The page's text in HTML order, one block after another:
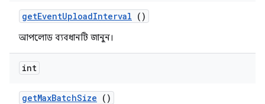
getEventUploadInterval ()
আপলোড ব্যবধানটি জানুন।
int
getMaxBatchSize ()